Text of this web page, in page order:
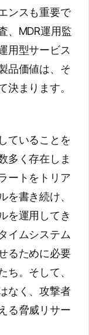
ンスも重要で
、MDR運用監
用型サービス
品価値は、そ
決まります。
ていることを
多く存在しま
ートをトリア
を書き続け、
を運用してき
イムシステム
るために必要
ち。そして、
なく、攻撃者
る脅威リサー